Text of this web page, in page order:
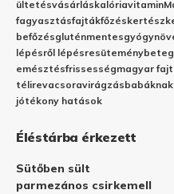
ültetésvásárláskalóriavitamin
fagyasztásfajtákfőzés
befőzésgluténmentes
lépésről lépésresütemény
emésztésfrissességmagyar
télirevacsoravirágzásbabáknak
jótékony hatások
Éléstárba érkezett
Sütőben sült
parmezános csirkemell